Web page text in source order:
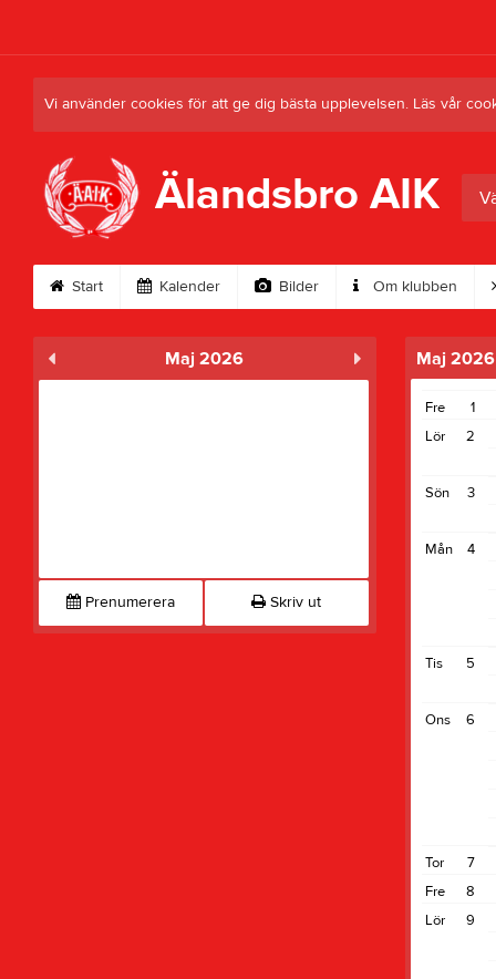
Vi använder cookies för att ge dig bästa upplevelsen. Läs vår
Älandsbro AIK
Start Kalender Bilder Om klubben
Maj 2026
Prenumerera Skriv ut
Maj 2026
1
Fre
2
Lör
3
Sön
4
Mån
5
Tis
6
Ons
7
Tor
8
Fre
9
Lör